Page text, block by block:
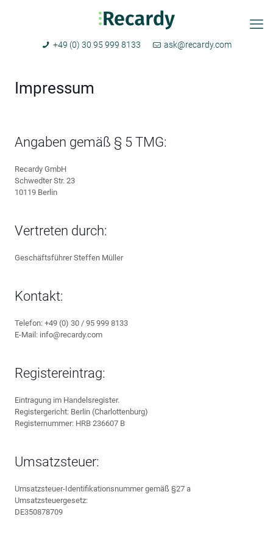
+49 (0) 30 95 999 8133 ask@recardy.com
Impressum
Angaben gemäß § 5 TMG:
Recardy GmbH
Schwedter Str. 23
10119 Berlin
Vertreten durch:
Geschäftsführer Steffen Müller
Kontakt:
Telefon: +49 (0) 30 / 95 999 8133
E-Mail: info@recardy.com
Registereintrag:
Eintragung im Handelsregister.
Registergericht: Berlin (Charlottenburg)
Registernummer: HRB 236607 B
Umsatzsteuer:
Umsatzsteuer-Identifikationsnummer gemäß §27 a
Umsatzsteuergesetz:
DE350878709